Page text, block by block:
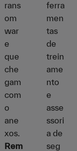
rans
om
war
e
que
che
gam
com
o
ane
xos.
Rem
ferra
men
tas
de
trein
ame
nto
e
asse
ssori
a de
seg